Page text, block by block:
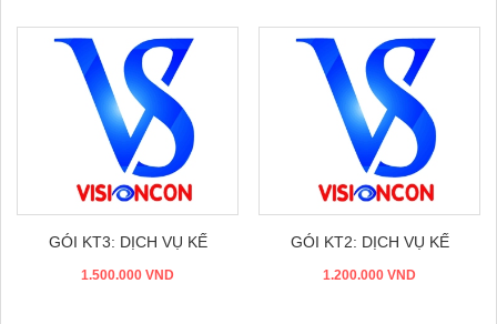
GÓI KT3: DỊCH VỤ KẾ
TOÁN TRỌN GÓI + BẢO...
1.500.000 VND
GÓI KT2: DỊCH VỤ KẾ
TOÁN TRỌN GÓI
1.200.000 VND